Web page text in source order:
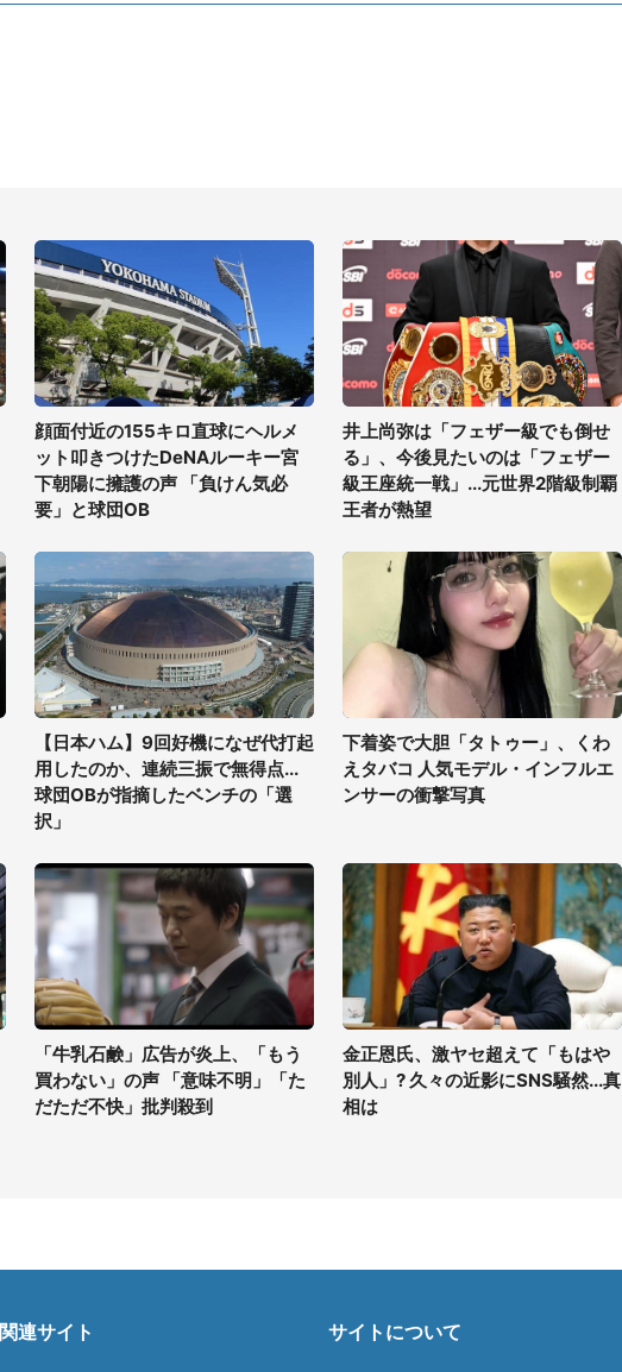
顔面付近の155キロ直球にヘルメ
ット叩きつけたDeNAルーキー宮
下朝陽に擁護の声 「負けん気必
要」と球団OB
井上尚弥は「フェザー級でも倒せ
る」、今後見たいのは「フェザー
級王座統一戦」...元世界2階級制覇
王者が熱望
【日本ハム】9回好機になぜ代打起
用したのか、連続三振で無得点...
球団OBが指摘したベンチの「選
択」
下着姿で大胆「タトゥー」、くわ
えタバコ 人気モデル・インフルエ
ンサーの衝撃写真
「牛乳石鹸」広告が炎上、「もう
買わない」の声 「意味不明」「た
だただ不快」批判殺到
金正恩氏、激ヤセ超えて「もはや
別人」? 久々の近影にSNS騒然...真
相は
関連サイト サイトについて